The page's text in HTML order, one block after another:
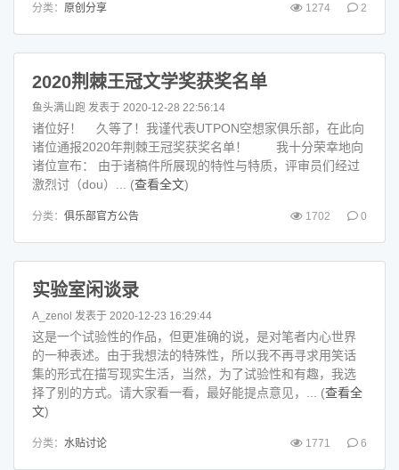
分类： 原创分享 1274 2
2020荆棘王冠文学奖获奖名单
鱼头满山跑 发表于 2020-12-28 22:56:14
诸位好！ 久等了！我谨代表UTPON空想家俱乐部，在此向
诸位通报2020年荆棘王冠奖获奖名单！ 我十分荣幸地向
诸位宣布： 由于诸稿件所展现的特性与特质，评审员们经过
激烈讨（dou）... (查看全文)
分类： 俱乐部官方公告 1702 0
实验室闲谈录
A_zenol 发表于 2020-12-23 16:29:44
这是一个试验性的作品，但更准确的说，是对笔者内心世界
的一种表述。由于我想法的特殊性，所以我不再寻求用笑话
集的形式在描写现实生活，当然，为了试验性和有趣，我选
择了别的方式。请大家看一看，最好能提点意见，... (查看全
文)
分类： 水贴讨论 1771 6